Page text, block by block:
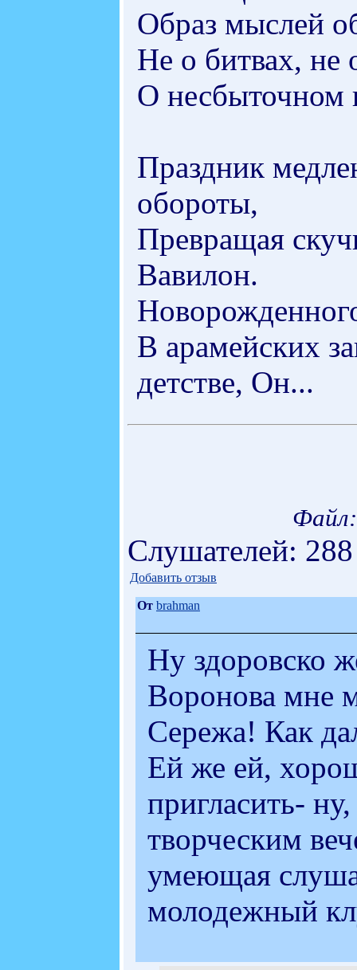
Образ мыслей
Не о битвах, не
О несбыточном
Праздник
обороты,
Превращая
Вавилон.
В арамейских
детстве, Он...
Слушателей:
Добавить отзыв
От brahman
Ну здоровско
Воронова мне
Сережа! Как
Ей же ей,
пригласить-
творческим
умеющая
молодежный